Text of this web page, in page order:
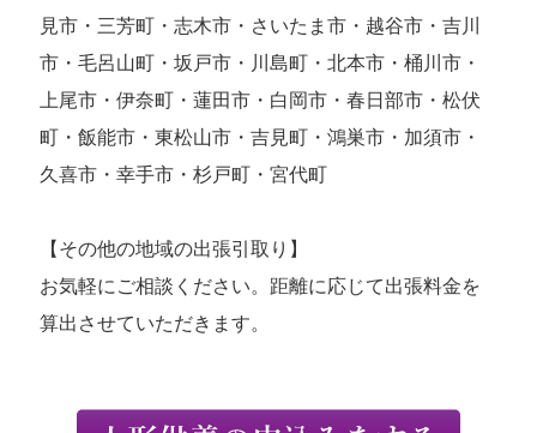
見市・三芳町・志木市・さいたま市・越谷市・吉川
市・毛呂山町・坂戸市・川島町・北本市・桶川市・
上尾市・伊奈町・蓮田市・白岡市・春日部市・松伏
町・飯能市・東松山市・吉見町・鴻巣市・加須市・
久喜市・幸手市・杉戸町・宮代町
【その他の地域の出張引取り】
お気軽にご相談ください。距離に応じて出張料金を
算出させていただきます。